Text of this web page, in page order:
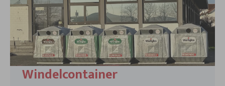
Windelcontainer